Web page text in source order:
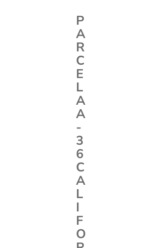
P
A
R
C
E
L
A
A
-
3
6
C
A
L
I
F
O